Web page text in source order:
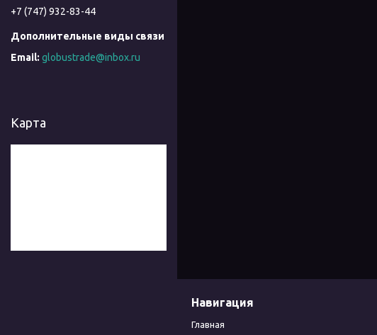
+7 (747) 932-83-44
globustrade@inbox.ru
Карта
Навигация
Главная